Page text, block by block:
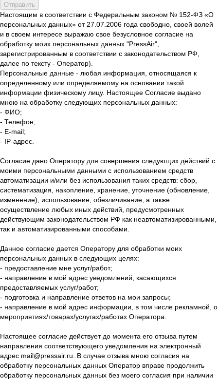
Отправить
Настоящим в соответствии с Федеральным законом № 152-ФЗ «О
персональных данных» от 27.07.2006 года свободно, своей волей
и в своем интересе выражаю свое безусловное согласие на
обработку моих персональных данных "PressAir",
зарегистрированным в соответствии с законодательством РФ,
далее по тексту - Оператор).
Персональные данные - любая информация, относящаяся к
определенному или определяемому на основании такой
информации физическому лицу. Настоящее Согласие выдано
мною на обработку следующих персональных данных:
- ФИО;
- Телефон;
- E-mail;
- IP-адрес.
Согласие дано Оператору для совершения следующих действий с
моими персональными данными с использованием средств
автоматизации и/или без использования таких средств: сбор,
систематизация, накопление, хранение, уточнение (обновление,
изменение), использование, обезличивание, а также
осуществление любых иных действий, предусмотренных
действующим законодательством РФ как неавтоматизированными,
так и автоматизированными способами.
Данное согласие дается Оператору для обработки моих
персональных данных в следующих целях:
- предоставление мне услуг/работ;
- направление в мой адрес уведомлений, касающихся
предоставляемых услуг/работ;
- подготовка и направление ответов на мои запросы;
- направление в мой адрес информации, в том числе рекламной, о
мероприятиях/товарах/услугах/работах Оператора.
Настоящее согласие действует до момента его отзыва путем
направления соответствующего уведомления на электронный
адрес mail@pressair.ru. В случае отзыва мною согласия на
обработку персональных данных Оператор вправе продолжить
обработку персональных данных без моего согласия при наличии